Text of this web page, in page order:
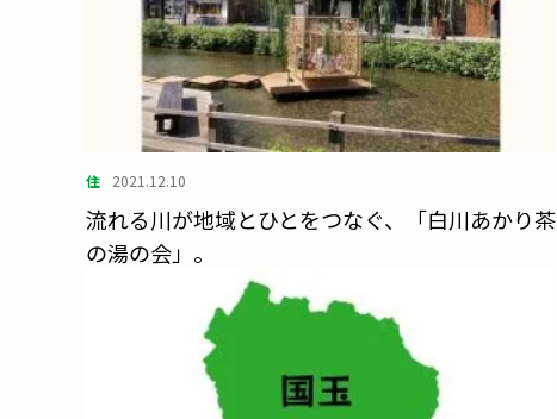
住 2021.12.10
流れる川が地域とひとをつなぐ、「白川あかり茶
の湯の会」。